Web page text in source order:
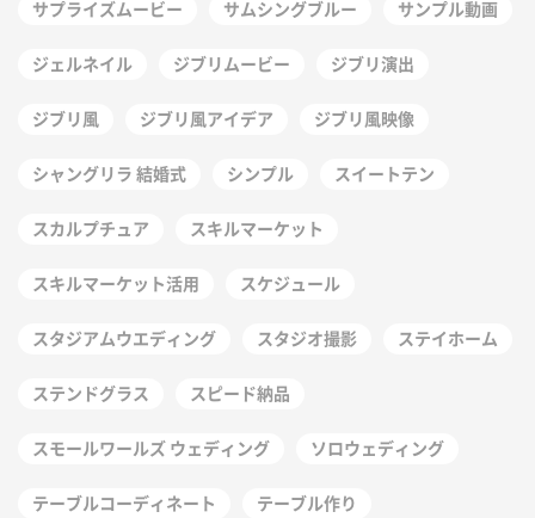
サプライズムービー サムシングブルー サンプル動画
ジェルネイル ジブリムービー ジブリ演出
ジブリ風 ジブリ風アイデア ジブリ風映像
シャングリラ 結婚式 シンプル スイートテン
スカルプチュア スキルマーケット
スキルマーケット活用 スケジュール
スタジアムウエディング スタジオ撮影 ステイホーム
ステンドグラス スピード納品
スモールワールズ ウェディング ソロウェディング
テーブルコーディネート テーブル作り